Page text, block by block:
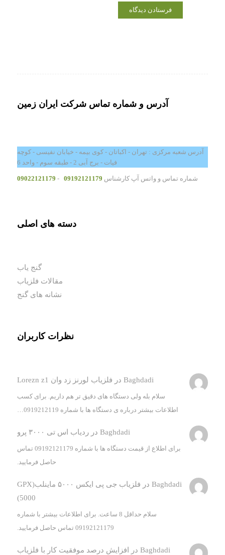
آدرس و شماره تماس شرکت ایران زمین
آدرس شعبه مرکزی : تهران - اکباتان - کوی بیمه - خیابان نفیسی - کوچه
فیات - برج آبی 2 - طبقه سوم - واحد 6
شماره تماس و واتس آپ کارشناس 09192121179
-
09022121179
دسته های اصلی
گنج یاب
مقالات فلزیاب
نشانه های گنج
نظرات کاربران
Baghdadi در فلزیاب لورنز زد وان Lorezn z1
سلام بله ولی دستگاه های دقیق تر هم داریم. برای کسب
اطلاعات بیشتر درباره ی دستگاه ها با شماره 0919212119…
Baghdadi درردیاب اس تی ۳۰۰۰ پرو
برای اطلاع از قیمت دستگاه ها با شماره 09192121179 تماس
حاصل فرمایید.
Baghdadi در
فلزیاب جی پی ایکس ۵۰۰۰ ماینلب(GPX
5000)
سلام حداقل 8 ساعت. برای اطلاعات بیشتر با شماره
09192121179 تماس حاصل فرمایید.
Baghdadi در افزایش درصد موفقیت کار با فلزیاب